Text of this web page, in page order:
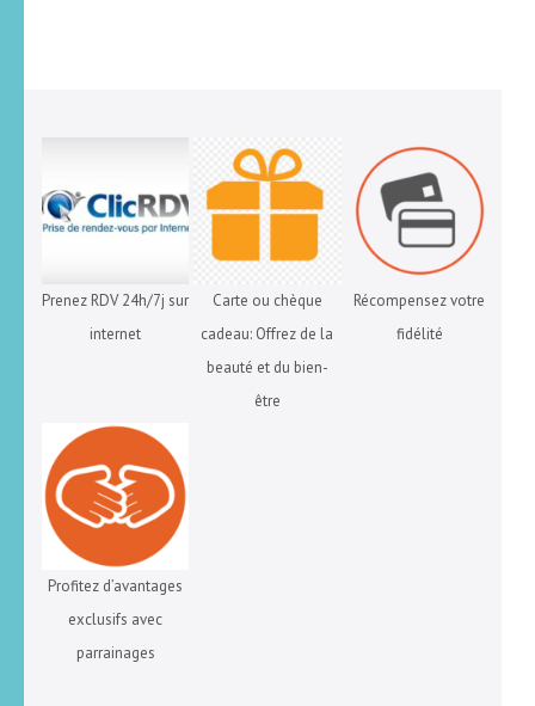
Prenez RDV 24h/7j sur
internet
Carte ou chèque
cadeau: Offrez de la
beauté et du bien-
être
Récompensez votre
fidélité
Profitez d’avantages
exclusifs avec
parrainages